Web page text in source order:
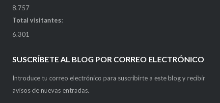
8.757
Total visitantes:
6.301
SUSCRÍBETE AL BLOG POR CORREO ELECTRÓNICO
Introduce tu correo electrónico para suscribirte a este blog y recibir
avisos de nuevas entradas.